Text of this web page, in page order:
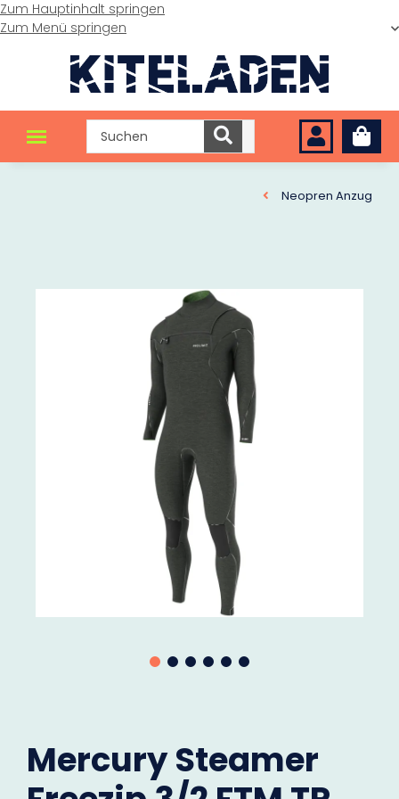
Zum Hauptinhalt springen
Zum Menü springen
Neopren Anzug
Mercury Steamer